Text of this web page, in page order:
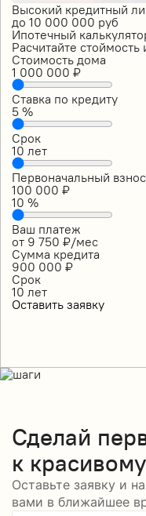
Высокий кредитный
до 10 000 000 руб
Ипотечный
Расчитайте
Стоимость дома
1 000 000 ₽
Ставка по кредиту
5 %
Срок
10 лет
Первоначальный взнос
100 000 ₽
10 %
Ваш платеж
от 9 750 ₽/мес
Сумма кредита
900 000 ₽
Срок
10 лет
Оставить заявку
Сделай
к
Оставьте заявку и
вами в ближайшее